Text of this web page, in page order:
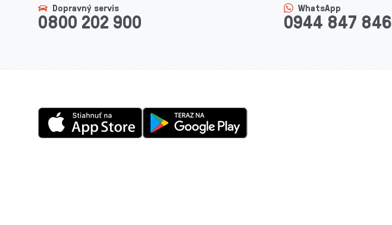
Dopravný servis
0800 202 900
WhatsApp
0944 847 846